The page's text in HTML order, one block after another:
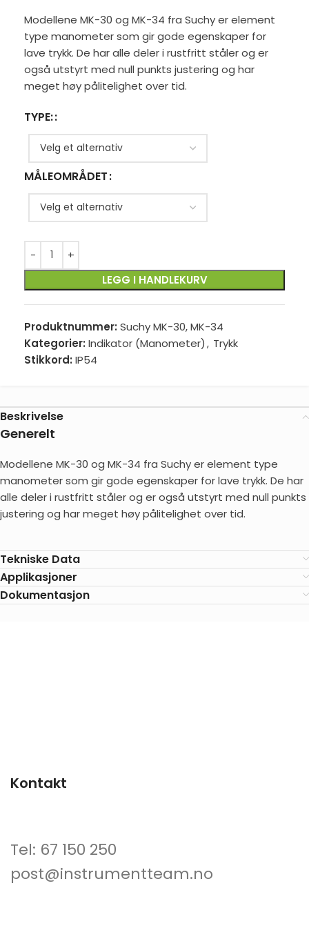
Modellene MK-30 og MK-34 fra Suchy er element
type manometer som gir gode egenskaper for
lave trykk. De har alle deler i rustfritt ståler og er
også utstyrt med null punkts justering og har
meget høy pålitelighet over tid.
TYPE:
MÅLEOMRÅDET
LEGG I HANDLEKURV
Produktnummer: Suchy MK-30, MK-34
Kategorier: Indikator (Manometer), Trykk
Stikkord: IP54
Beskrivelse
Generelt
Modellene MK-30 og MK-34 fra Suchy er element type
manometer som gir gode egenskaper for lave trykk. De har
alle deler i rustfritt ståler og er også utstyrt med null punkts
justering og har meget høy pålitelighet over tid.
Tekniske Data
Applikasjoner
Dokumentasjon
Kontakt
Tel: 67 150 250
post@instrumentteam.no